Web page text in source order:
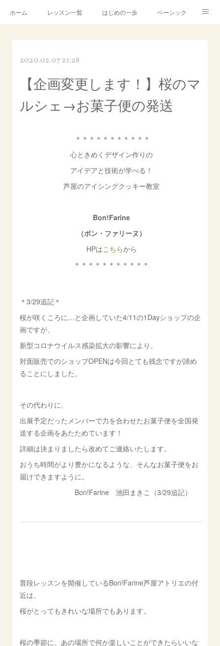
ホーム レッスン一覧 はじめの一歩 ベーシック
芦屋アトリエ 講師プロフィール
お問合せ
2020.02.07 21:28
【企画変更します！】桜のマ
ルシェ→お菓子便の発送
＊＊＊＊＊＊＊＊＊＊＊
心ときめくデザイン作りの
アイデアと技術が学べる！
芦屋のアイシングクッキー教室
Bon!Farine
（ボン・ファリーヌ）
HPはこちらから
＊＊＊＊＊＊＊＊＊＊＊
＊3/29追記＊
桜が咲くころに…と企画していた4/11の1Dayショップの企
画ですが、
新型コロナウイルス感染拡大の影響により、
対面販売でのショップOPENは今回とても残念ですが諦め
ることにしました。
その代わりに、
出展予定だったメンバーで力を合わせたお菓子便を全国発
送する企画をあたためています！
詳細は決まりましたら改めてご連絡いたします。
おうち時間がより豊かになるような、そんなお菓子便をお
届けできますように。
Bon!Farine 池田まきこ（3/29追記）
普段レッスンを開催しているBon!Farine芦屋アトリエの付
近は、
桜がとってもきれいな場所でもあります。
桜の季節に、あの場所で何か楽しいことができたらいいな